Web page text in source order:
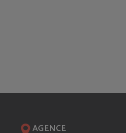
AGENCE